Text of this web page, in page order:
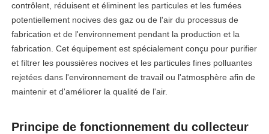
contrôlent, réduisent et éliminent les particules et les fumées
potentiellement nocives des gaz ou de l'air du processus de
fabrication et de l'environnement pendant la production et la
fabrication. Cet équipement est spécialement conçu pour purifier
et filtrer les poussières nocives et les particules fines polluantes
rejetées dans l'environnement de travail ou l'atmosphère afin de
maintenir et d'améliorer la qualité de l'air.
Principe de fonctionnement du collecteur